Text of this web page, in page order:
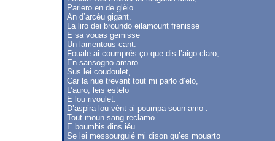
Pariero en de glèio
An d’arcèu gigant.
La liro dei broundo eilamount frenisse
E sa vouas gemisse
Un lamentous cant.
Fouale ai coumprés ço que dis l’aigo claro,
En sansogno amaro
Sus lei coudoulet,
Car la nue trevant tout mi parlo d’elo,
L’auro, leis estelo
E lou rivoulet.
D’aspira lou vènt ai poumpa soun amo :
Tout moun sang reclamo
E boumbis dins iéu
Se lei messourguié mi dison qu’es mouarto